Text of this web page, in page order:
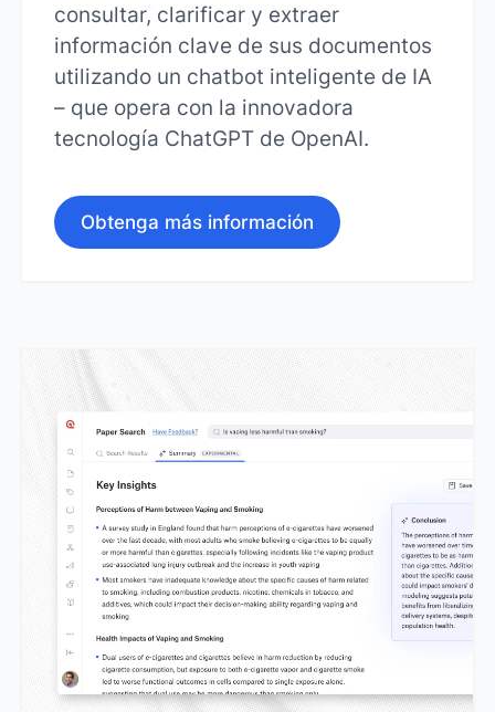
consultar, clarificar y extraer
información clave de sus documentos
utilizando un chatbot inteligente de IA
– que opera con la innovadora
tecnología ChatGPT de OpenAI.
Obtenga más información